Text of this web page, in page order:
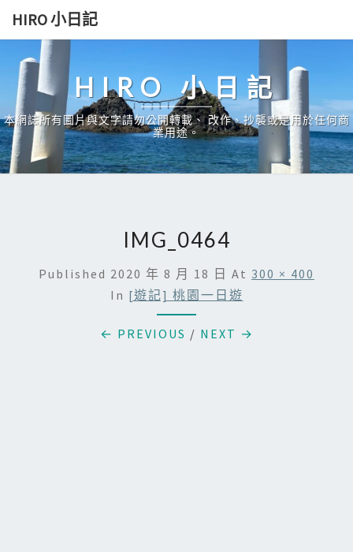
Skip
content
HIRO 小日記
HIRO 小日記
本網誌所有圖片與文字請勿公開轉載、 改作、抄襲或是用於任何商
業用途。
IMG_0464
Published 2020 年 8 月 18 日 At 300 × 400
In [遊記] 桃園一日遊
← PREVIOUS / NEXT →